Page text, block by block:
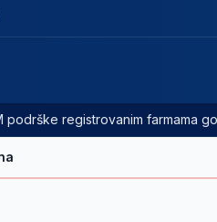
podrške registrovanim farmama